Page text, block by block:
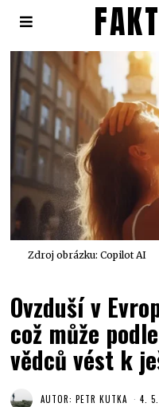
Zdroj obrázku: Copilot AI
Ovzduší v
což může
vědců vést k
AUTOR:PETR KUTKA 4.